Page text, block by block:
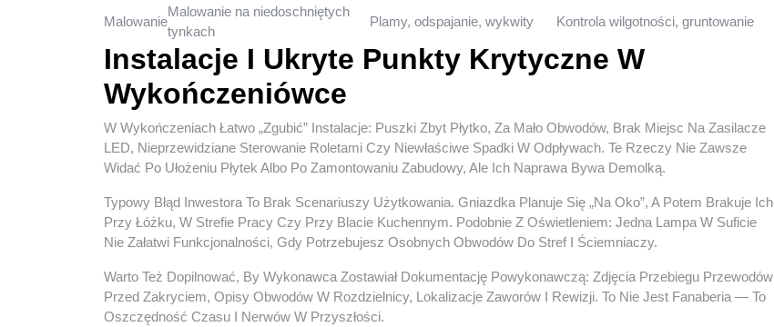
Malowanie
Malowanie na niedoschniętych
tynkach
Plamy, odspajanie, wykwity Kontrola wilgotności, gruntowanie
Instalacje I Ukryte Punkty Krytyczne W
Wykończeniówce
W Wykończeniach Łatwo „zgubić” Instalacje: Puszki Zbyt Płytko, Za Mało Obwodów, Brak Miejsc Na Zasilacze
LED, Nieprzewidziane Sterowanie Roletami Czy Niewłaściwe Spadki W Odpływach. Te Rzeczy Nie Zawsze
Widać Po Ułożeniu Płytek Albo Po Zamontowaniu Zabudowy, Ale Ich Naprawa Bywa Demolką.
Typowy Błąd Inwestora To Brak Scenariuszy Użytkowania. Gniazdka Planuje Się „na Oko”, A Potem Brakuje Ich
Przy Łóżku, W Strefie Pracy Czy Przy Blacie Kuchennym. Podobnie Z Oświetleniem: Jedna Lampa W Suficie
Nie Załatwi Funkcjonalności, Gdy Potrzebujesz Osobnych Obwodów Do Stref I Ściemniaczy.
Warto Też Dopilnować, By Wykonawca Zostawiał Dokumentację Powykonawczą: Zdjęcia Przebiegu Przewodów
Przed Zakryciem, Opisy Obwodów W Rozdzielnicy, Lokalizacje Zaworów I Rewizji. To Nie Jest Fanaberia — To
Oszczędność Czasu I Nerwów W Przyszłości.